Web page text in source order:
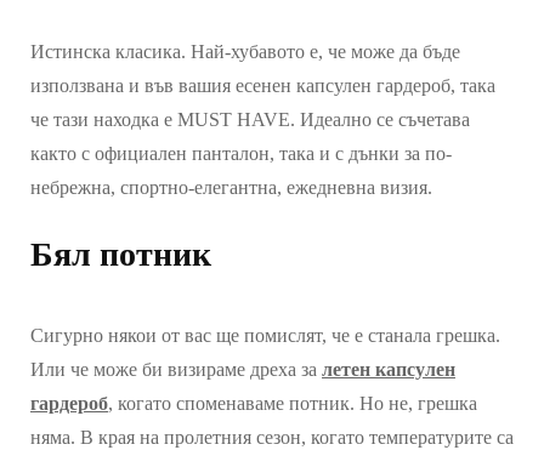
Истинска класика. Най-хубавото е, че може да бъде
използвана и във вашия есенен капсулен гардероб, така
че тази находка е MUST HAVE. Идеално се съчетава
както с официален панталон, така и с дънки за по-
небрежна, спортно-елегантна, ежедневна визия.
Бял потник
Сигурно някои от вас ще помислят, че е станала грешка.
Или че може би визираме дреха за летен капсулен
гардероб, когато споменаваме потник. Но не, грешка
няма. В края на пролетния сезон, когато температурите са